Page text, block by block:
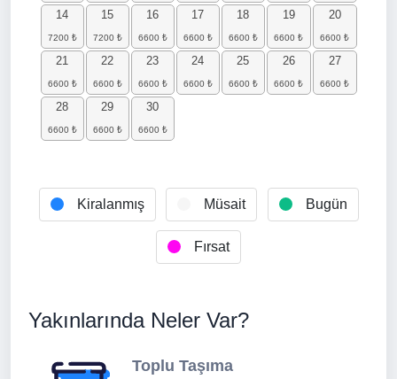
14 15 16 17 18 19 20
21 22 23 24 25 26 27
28 29 30
Kiralanmış Müsait Bugün
Fırsat
Yakınlarında Neler Var?
Toplu Taşıma